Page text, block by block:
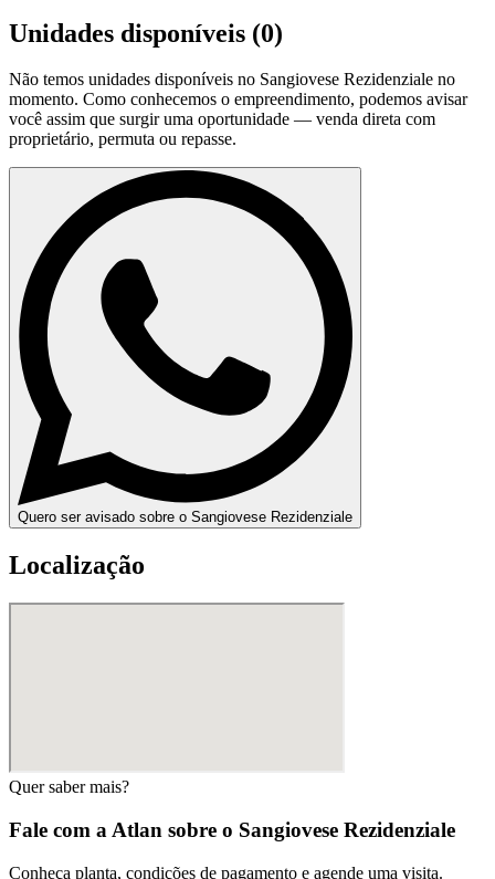
Unidades disponíveis (0)
Não temos unidades disponíveis no Sangiovese Rezidenziale no
momento. Como conhecemos o empreendimento, podemos avisar
você assim que surgir uma oportunidade — venda direta com
proprietário, permuta ou repasse.
Quero ser avisado sobre o Sangiovese Rezidenziale
Localização
Quer saber mais?
Fale com a Atlan sobre o Sangiovese Rezidenziale
Conheça planta, condições de pagamento e agende uma visita.